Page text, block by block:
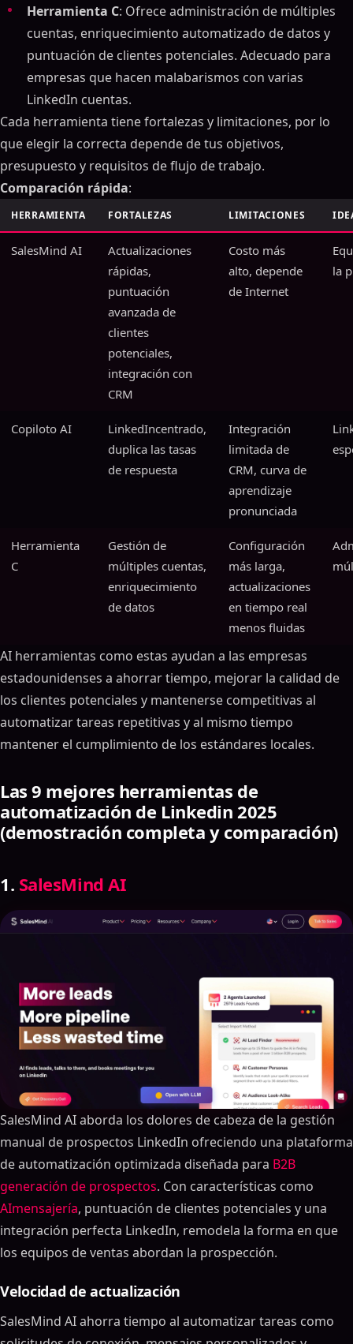
Herramienta C: Ofrece administración de múltiples
cuentas, enriquecimiento automatizado de datos y
puntuación de clientes potenciales. Adecuado para
empresas que hacen malabarismos con varias
LinkedIn cuentas.
Cada herramienta tiene fortalezas y limitaciones, por lo
que elegir la correcta depende de tus objetivos,
presupuesto y requisitos de flujo de trabajo.
Comparación rápida:
HERRAMIENTA FORTALEZAS LIMITACIONES
SalesMind AI
Actualizaciones
rápidas,
puntuación
avanzada de
clientes
potenciales,
integración con
CRM
Costo más
alto, depende
de Internet
la
Copiloto AI
LinkedIncentrado,
duplica las tasas
de respuesta
Integración
limitada de
CRM, curva de
aprendizaje
pronunciada
Herramienta
C
Gestión de
múltiples cuentas,
enriquecimiento
de datos
Configuración
más larga,
actualizaciones
en tiempo real
menos fluidas
AI herramientas como estas ayudan a las empresas
estadounidenses a ahorrar tiempo, mejorar la calidad de
los clientes potenciales y mantenerse competitivas al
automatizar tareas repetitivas y al mismo tiempo
mantener el cumplimiento de los estándares locales.
Las 9 mejores herramientas de
automatización de Linkedin 2025
(demostración completa y comparación)
1. SalesMind AI
SalesMind AI aborda los dolores de cabeza de la gestión
manual de prospectos LinkedIn ofreciendo una plataforma
de automatización optimizada diseñada para B2B
generación de prospectos. Con características como
AImensajería, puntuación de clientes potenciales y una
integración perfecta LinkedIn, remodela la forma en que
los equipos de ventas abordan la prospección.
Velocidad de actualización
SalesMind AI ahorra tiempo al automatizar tareas como